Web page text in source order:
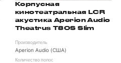
Корпусная
кинотеатральная LCR
акустика Aperion Audio
Theatrus T80S Slim
Производитель
Aperion Audio (США)
Количество полос